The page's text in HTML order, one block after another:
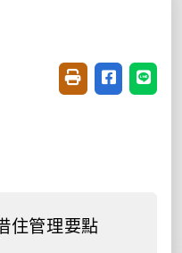
友善列印(開新視
分享至臉書
分享
住管理要點